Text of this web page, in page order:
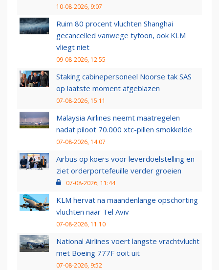
10-08-2026, 9:07
Ruim 80 procent vluchten Shanghai
gecancelled vanwege tyfoon, ook KLM
vliegt niet
09-08-2026, 12:55
Staking cabinepersoneel Noorse tak SAS
op laatste moment afgeblazen
07-08-2026, 15:11
Malaysia Airlines neemt maatregelen
nadat piloot 70.000 xtc-pillen smokkelde
07-08-2026, 14:07
Airbus op koers voor leverdoelstelling en
ziet orderportefeuille verder groeien
07-08-2026, 11:44
KLM hervat na maandenlange opschorting
vluchten naar Tel Aviv
07-08-2026, 11:10
National Airlines voert langste vrachtvlucht
met Boeing 777F ooit uit
07-08-2026, 9:52